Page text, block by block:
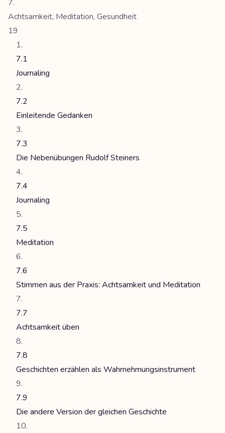
Achtsamkeit, Meditation, Gesundheit
19
7.1
Journaling
7.2
Einleitende Gedanken
7.3
Die Nebenübungen Rudolf Steiners
7.4
Journaling
7.5
Meditation
7.6
Stimmen aus der Praxis: Achtsamkeit und Meditation
7.7
Achtsamkeit üben
7.8
Geschichten erzählen als Wahrnehmungsinstrument
7.9
Die andere Version der gleichen Geschichte